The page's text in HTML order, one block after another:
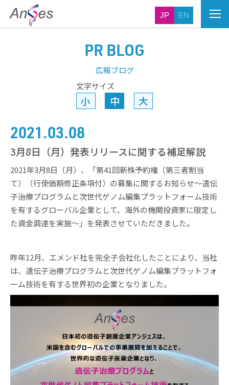
JP EN
PR BLOG
広報ブログ
文字サイズ
小 中 大
2021.03.08
3月8日（月）発表リリースに関する補足解説
2021年3月8日（月）、「第41回新株予約権（第三者割当
て）（行使価額修正条項付）の募集に関するお知らせ～遺伝
子治療プログラムと次世代ゲノム編集プラットフォーム技術
を有するグローバル企業として、海外の機関投資家に限定し
た資金調達を実施～」を発表させていただきました。
昨年12月、エメンド社を完全子会社化したことにより、当社
は、遺伝子治療プログラムと次世代ゲノム編集プラットフォ
ーム技術を有する世界初の企業となりました。